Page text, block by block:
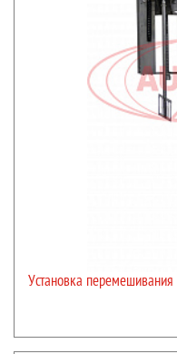
Основным рабочим элементом
оборудования является
особенностей продукта
коническая.
модель устройства
Установка